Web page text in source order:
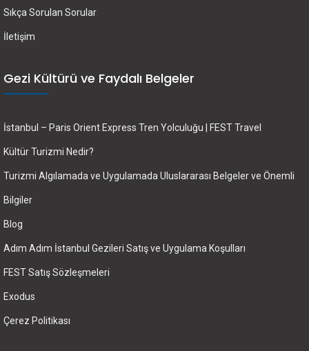
Sıkça Sorulan Sorular
İletişim
Gezi Kültürü ve Faydalı Belgeler
İstanbul – Paris Orient Express Tren Yolculuğu | FEST Travel
Kültür Turizmi Nedir?
Turizmi Algılamada ve Uygulamada Uluslararası Belgeler ve Önemli
Bilgiler
Blog
Adım Adım İstanbul Gezileri Satış ve Uygulama Koşulları
FEST Satış Sözleşmeleri
Exodus
Çerez Politikası